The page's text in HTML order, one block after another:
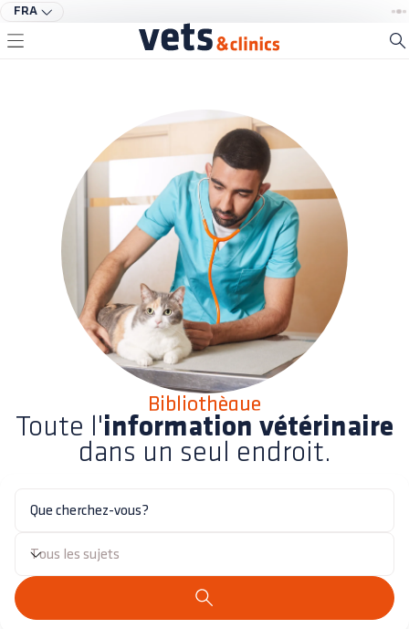
FRA
Bibliothèque
Toute l'information vétérinaire
dans un seul endroit.